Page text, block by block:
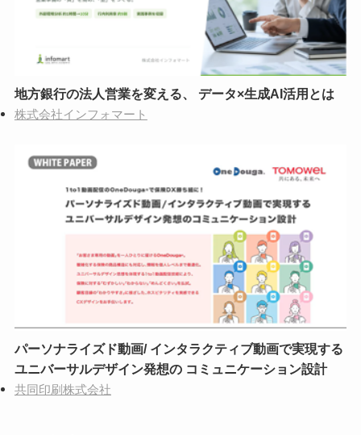
地方銀行の法人営業を変える、 データ×生成AI活用とは
株式会社インフォマート
パーソナライズド動画/ インタラクティブ動画で実現する
ユニバーサルデザイン発想の コミュニケーション設計
共同印刷株式会社